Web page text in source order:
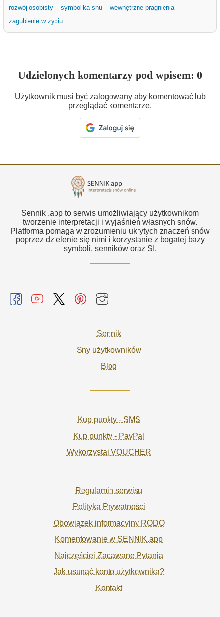
rozwój osobisty
symbolika snu
wewnętrzne pragnienia
zagubienie w życiu
Udzielonych komentarzy pod wpisem: 0
Użytkownik musi być zalogowany aby komentować lub
przeglądać komentarze.
Sennik .app to serwis umożliwiający użytkownikom
tworzenie interpretacji i wyjaśnień własnych snów.
Platforma pomaga w zrozumieniu ukrytych znaczeń snów
poprzez dzielenie się nimi i korzystanie z bogatej bazy
symboli, senników oraz SI.
Sennik
Sny użytkowników
Blog
Kup punkty - SMS
Kup punkty - PayPal
Wykorzystaj VOUCHER
Regulamin serwisu
Polityka Prywatności
Obowiązek informacyjny RODO
Komentowanie w SENNIK.app
Najczęściej Zadawane Pytania
Jak usunąć konto użytkownika?
Kontakt